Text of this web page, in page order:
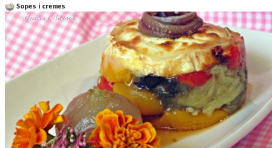
Sopes i cremes